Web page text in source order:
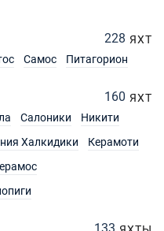
€3306
€3306
€3306
228 ЯХТ
Самос Питагорион
160 ЯХТ
Салоники
Никити
Халкидики
Керамоти